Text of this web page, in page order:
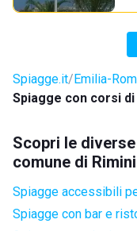
Spiagge.it Emilia-
Spiagge con corsi
Scopri le
comune di Rimini
Spiagge accessibili
Spiagge con bar e